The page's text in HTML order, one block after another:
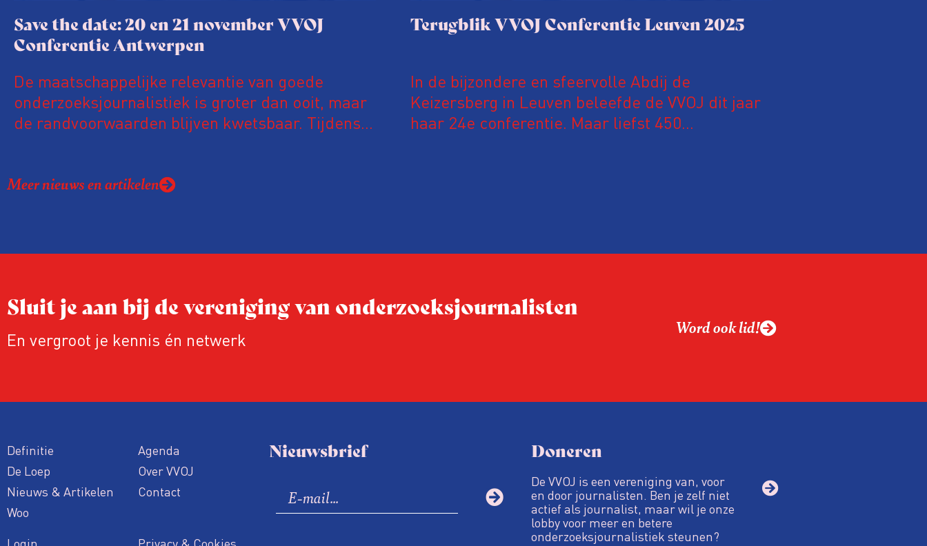
Save the date: 20 en 21 november VVOJ
Conferentie Antwerpen
De maatschappelijke relevantie van goede
onderzoeksjournalistiek is groter dan ooit, maar
de randvoorwaarden blijven kwetsbaar. Tijdens
urgente blik op de staat van ons vak.
Terugblik VVOJ Conferentie Leuven 2025
In de bijzondere en sfeervolle Abdij de
Keizersberg in Leuven beleefde de VVOJ dit jaar
haar 24e conferentie. Maar liefst 450
Meer nieuws en artikelen
Sluit je aan bij de vereniging van onderzoeksjournalisten
En vergroot je kennis én netwerk
Word ook lid!
Definitie
De Loep
Nieuws & Artikelen
Woo
Agenda
Over VVOJ
Contact
Login Privacy & Cookies
Nieuwsbrief Doneren
De VVOJ is een vereniging van, voor
en door journalisten. Ben je zelf niet
actief als journalist, maar wil je onze
lobby voor meer en betere
onderzoeksjournalistiek steunen?